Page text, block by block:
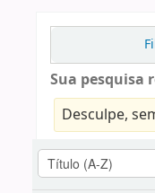
Sua pesquisa
Desculpe,